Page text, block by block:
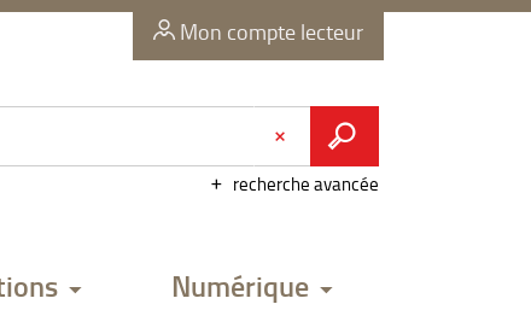
Mon compte lecteur
recherche avancée
Numérique